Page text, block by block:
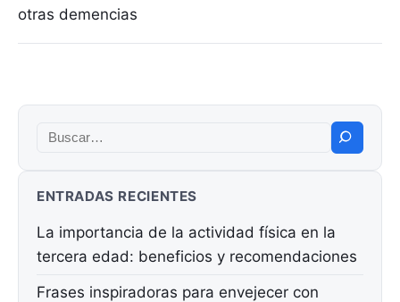
otras demencias
Buscar:
ENTRADAS RECIENTES
La importancia de la actividad física en la
tercera edad: beneficios y recomendaciones
Frases inspiradoras para envejecer con